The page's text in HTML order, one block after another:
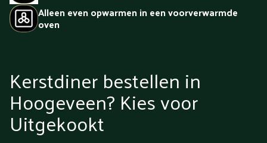
Alleen even opwarmen in een voorverwarmde
oven
Kerstdiner bestellen in
Hoogeveen? Kies voor
Uitgekookt